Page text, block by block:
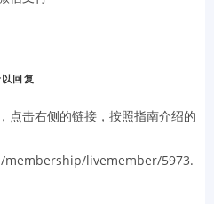
回复
点击右侧的链接，按照指南介绍的
livemember/5973.